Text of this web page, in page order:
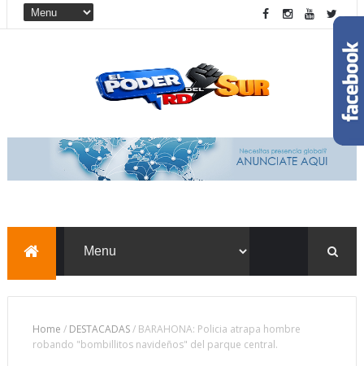
Home / DESTACADAS/ BARAHONA: Policia atrapa hombre
robando "bombillitos navideños" del parque central.